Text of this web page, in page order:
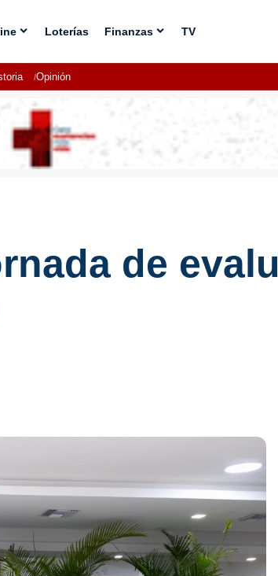
Loterías Finanzas TV
Opinión
de